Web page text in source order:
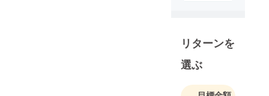
リターンを
選ぶ